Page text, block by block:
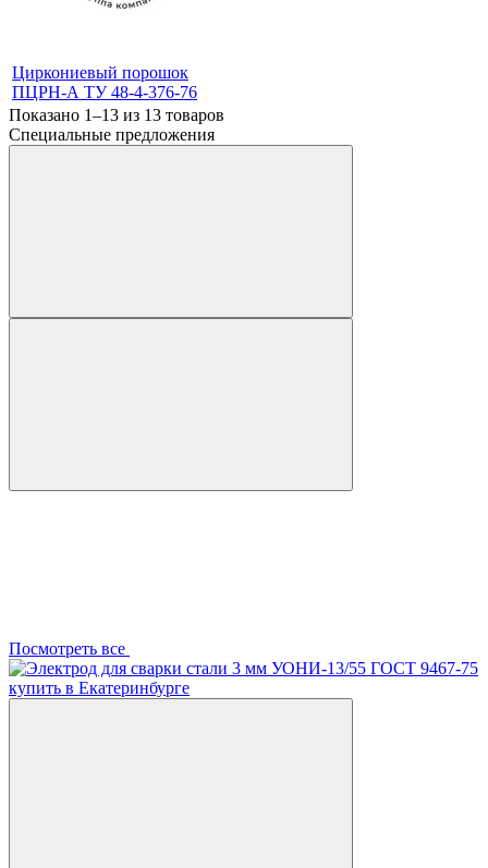
Циркониевый порошок
ПЦРН-А ТУ 48-4-376-76
Показано 1–13 из 13 товаров
Специальные предложения
Посмотреть все